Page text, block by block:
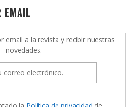
EMAIL
email a la revista y recibir nuestras
novedades.
la Política de privacidad de